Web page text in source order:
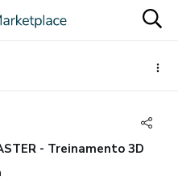
- Treinamento 3D